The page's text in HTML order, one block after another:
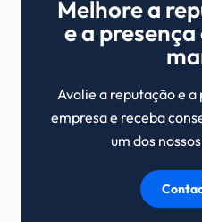
Melhore a
e a
Avalie a reputação e
empresa e receba
um dos